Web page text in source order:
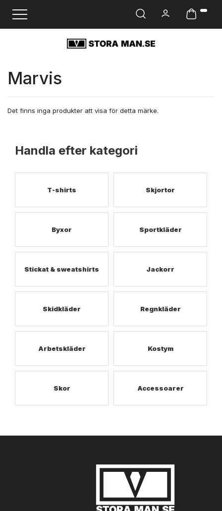
Ändra navigering
Marvis
Det finns inga produkter att visa för detta märke.
Handla efter kategori
T-shirts Skjortor
Byxor Sportkläder
Stickat & sweatshirts Jackorr
Skidkläder Regnkläder
Arbetskläder Kostym
Skor Accessoarer